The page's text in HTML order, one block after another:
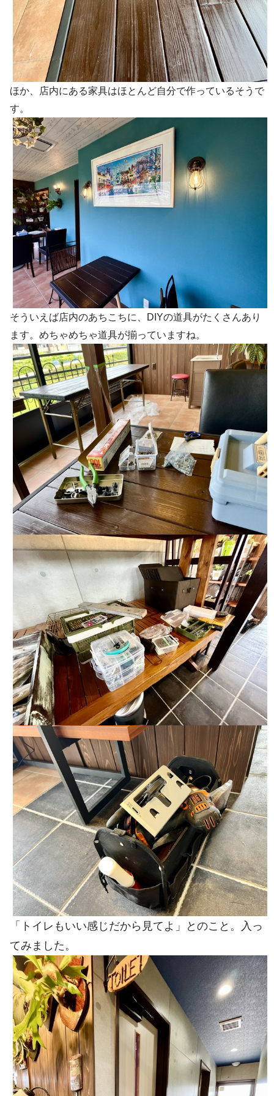
ほか、店内にある家具はほとんど自分で作っているそうで
す。
そういえば店内のあちこちに、DIYの道具がたくさんあり
ます。めちゃめちゃ道具が揃っていますね。
「トイレもいい感じだから見てよ」とのこと。入っ
てみました。